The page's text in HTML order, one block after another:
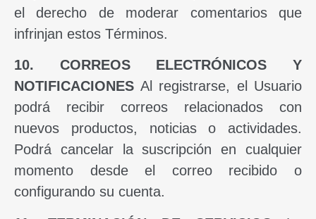
el derecho de moderar comentarios que
infrinjan estos Términos.
10. CORREOS ELECTRÓNICOS Y
NOTIFICACIONES Al registrarse, el Usuario
podrá recibir correos relacionados con
nuevos productos, noticias o actividades.
Podrá cancelar la suscripción en cualquier
momento desde el correo recibido o
configurando su cuenta.